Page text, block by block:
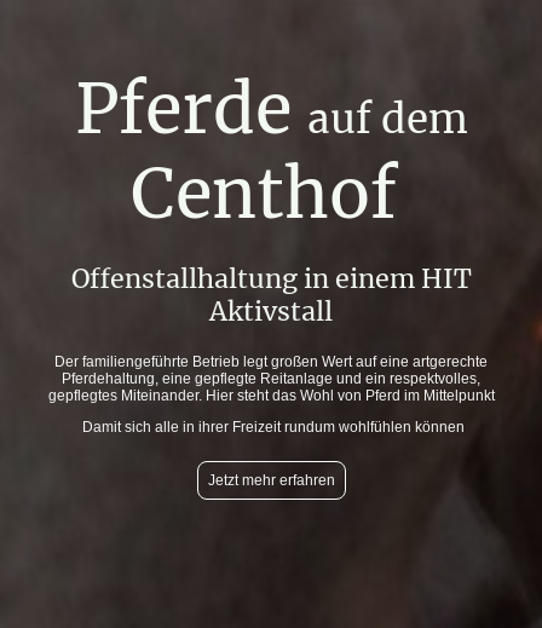
Pferde auf dem
Centhof
Offenstallhaltung in einem HIT
Aktivstall
Der familiengeführte Betrieb legt großen Wert auf eine artgerechte
Pferdehaltung, eine gepflegte Reitanlage und ein respektvolles,
gepflegtes Miteinander. Hier steht das Wohl von Pferd im Mittelpunkt
Damit sich alle in ihrer Freizeit rundum wohlfühlen können
Jetzt mehr erfahren